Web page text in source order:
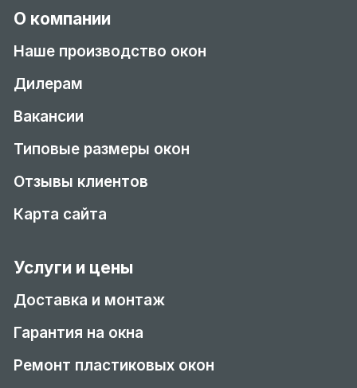
О компании
Наше производство окон
Дилерам
Вакансии
Типовые размеры окон
Отзывы клиентов
Карта сайта
Услуги и цены
Доставка и монтаж
Гарантия на окна
Ремонт пластиковых окон